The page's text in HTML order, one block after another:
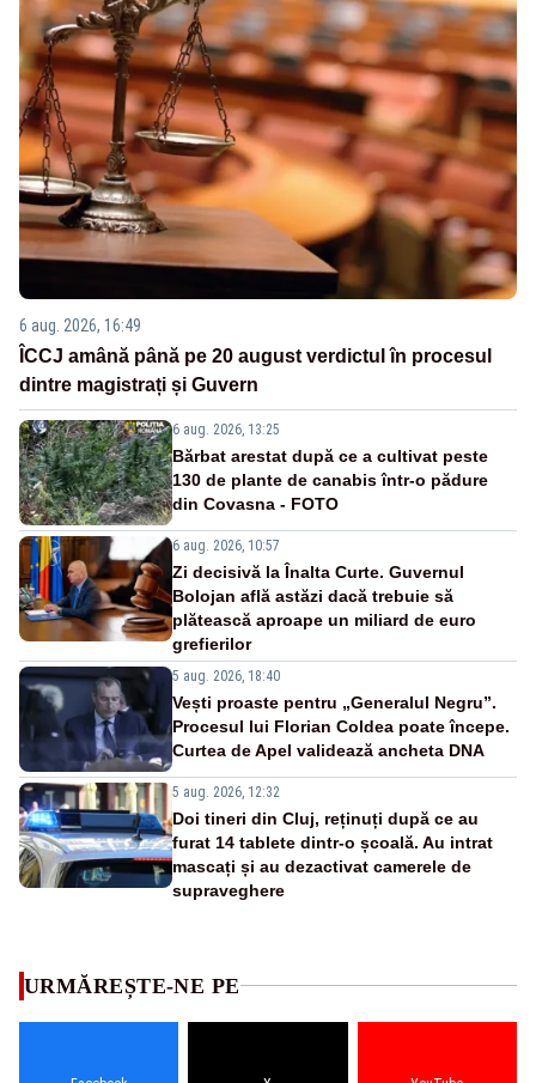
6 aug. 2026, 16:49
ÎCCJ amână până pe 20 august verdictul în procesul
dintre magistrați și Guvern
6 aug. 2026, 13:25
Bărbat arestat după ce a cultivat peste
130 de plante de canabis într-o pădure
din Covasna - FOTO
6 aug. 2026, 10:57
Zi decisivă la Înalta Curte. Guvernul
Bolojan află astăzi dacă trebuie să
plătească aproape un miliard de euro
grefierilor
5 aug. 2026, 18:40
Vești proaste pentru „Generalul Negru”.
Procesul lui Florian Coldea poate începe.
Curtea de Apel validează ancheta DNA
5 aug. 2026, 12:32
Doi tineri din Cluj, reținuți după ce au
furat 14 tablete dintr-o școală. Au intrat
mascați și au dezactivat camerele de
supraveghere
URMĂREȘTE-NE PE